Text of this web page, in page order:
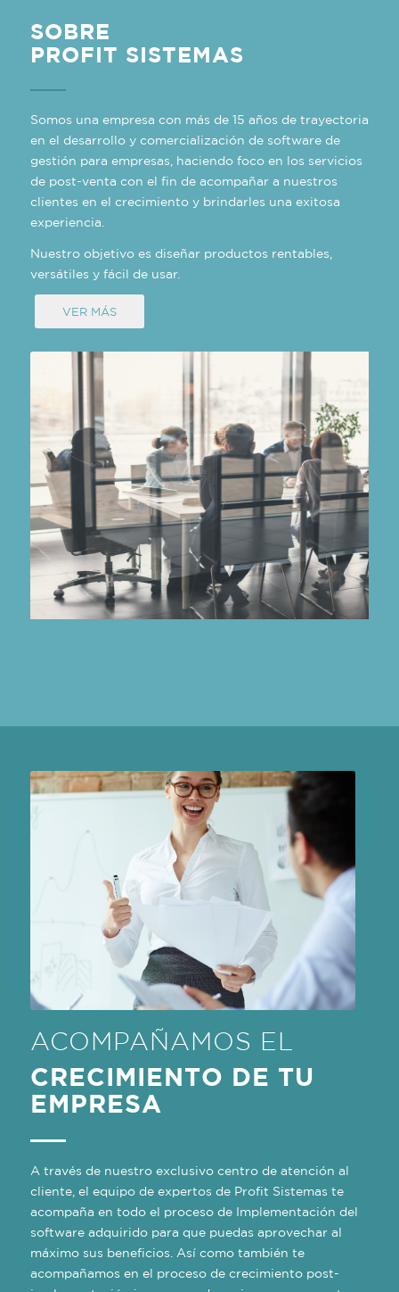
SOBRE
PROFIT SISTEMAS
Somos una empresa con más de 15 años de trayectoria
en el desarrollo y comercialización de software de
gestión para empresas, haciendo foco en los servicios
de post-venta con el fin de acompañar a nuestros
clientes en el crecimiento y brindarles una exitosa
experiencia.
Nuestro objetivo es diseñar productos rentables,
versátiles y fácil de usar.
VER MÁS
ACOMPAÑAMOS EL
CRECIMIENTO DE TU
EMPRESA
A través de nuestro exclusivo centro de atención al
cliente, el equipo de expertos de Profit Sistemas te
acompaña en todo el proceso de Implementación del
software adquirido para que puedas aprovechar al
máximo sus beneficios. Así como también te
acompañamos en el proceso de crecimiento post-